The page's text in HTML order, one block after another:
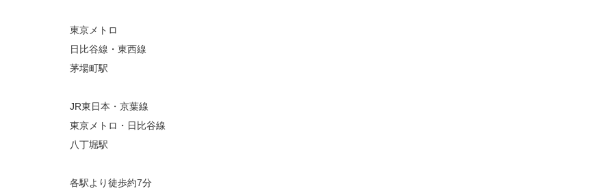
東京メトロ
日比谷線・東西線
茅場町駅
JR東日本・京葉線
東京メトロ・日比谷線
八丁堀駅
各駅より徒歩約7分